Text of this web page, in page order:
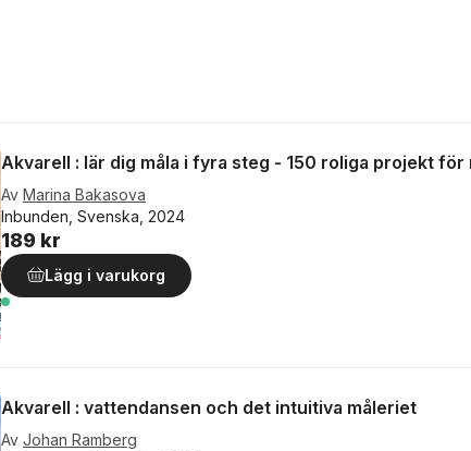
Akvarell : lär dig måla i fyra steg - 150 roliga projekt för
Av Marina Bakasova
Inbunden, Svenska, 2024
189 kr
Lägg i varukorg
Akvarell : vattendansen och det intuitiva måleriet
Av Johan Ramberg